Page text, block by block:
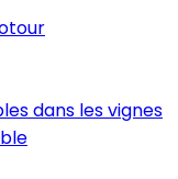
dans les vignes